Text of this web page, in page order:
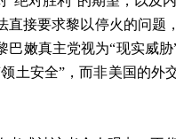
直接要求黎以停火的问题
巴嫩真主党视为“现实威
土安全”，而非美国的